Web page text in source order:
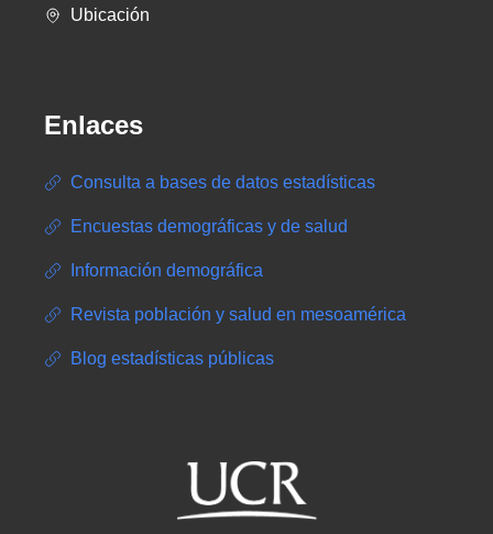
Ubicación
Enlaces
Consulta a bases de datos estadísticas
Encuestas demográficas y de salud
Información demográfica
Revista población y salud en mesoamérica
Blog estadísticas públicas